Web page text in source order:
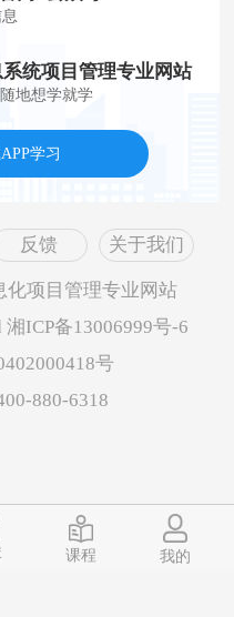
课程 我的
统项目管理专业网站
地想学就学
学习
反馈 关于我们
化项目管理专业网站
ICP备13006999号-6
号
880-6318